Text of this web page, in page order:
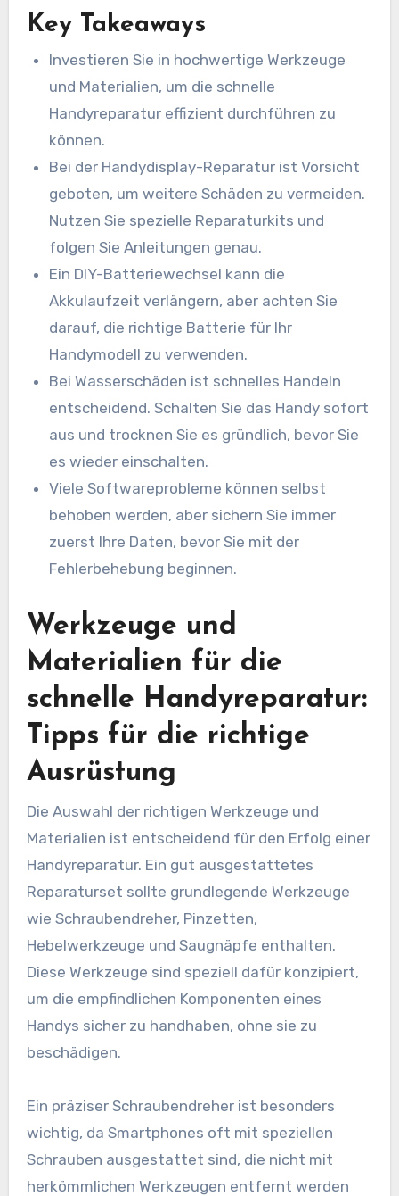
Key Takeaways
Investieren Sie in hochwertige Werkzeuge
und Materialien, um die schnelle
Handyreparatur effizient durchführen zu
können.
Bei der Handydisplay-Reparatur ist Vorsicht
geboten, um weitere Schäden zu vermeiden.
Nutzen Sie spezielle Reparaturkits und
folgen Sie Anleitungen genau.
Ein DIY-Batteriewechsel kann die
Akkulaufzeit verlängern, aber achten Sie
darauf, die richtige Batterie für Ihr
Handymodell zu verwenden.
Bei Wasserschäden ist schnelles Handeln
entscheidend. Schalten Sie das Handy sofort
aus und trocknen Sie es gründlich, bevor Sie
es wieder einschalten.
Viele Softwareprobleme können selbst
behoben werden, aber sichern Sie immer
zuerst Ihre Daten, bevor Sie mit der
Fehlerbehebung beginnen.
Werkzeuge und
Materialien für die
schnelle Handyreparatur:
Tipps für die richtige
Ausrüstung
Die Auswahl der richtigen Werkzeuge und
Materialien ist entscheidend für den Erfolg einer
Handyreparatur. Ein gut ausgestattetes
Reparaturset sollte grundlegende Werkzeuge
wie Schraubendreher, Pinzetten,
Hebelwerkzeuge und Saugnäpfe enthalten.
Diese Werkzeuge sind speziell dafür konzipiert,
um die empfindlichen Komponenten eines
Handys sicher zu handhaben, ohne sie zu
beschädigen.
Ein präziser Schraubendreher ist besonders
wichtig, da Smartphones oft mit speziellen
Schrauben ausgestattet sind, die nicht mit
herkömmlichen Werkzeugen entfernt werden